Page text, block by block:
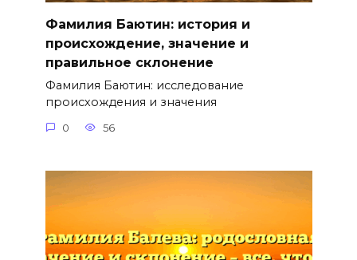
Фамилия Баютин: история и
происхождение, значение и
правильное склонение
Фамилия Баютин: исследование
происхождения и значения
0 56